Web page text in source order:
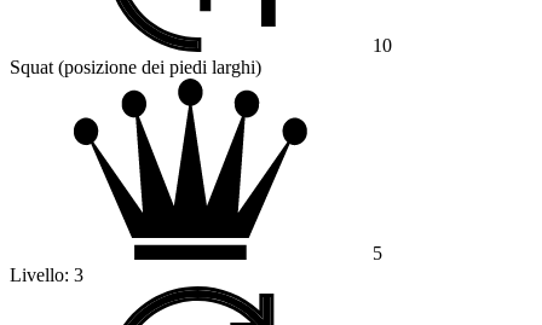
10
Squat (posizione dei piedi larghi)
5
Livello: 3